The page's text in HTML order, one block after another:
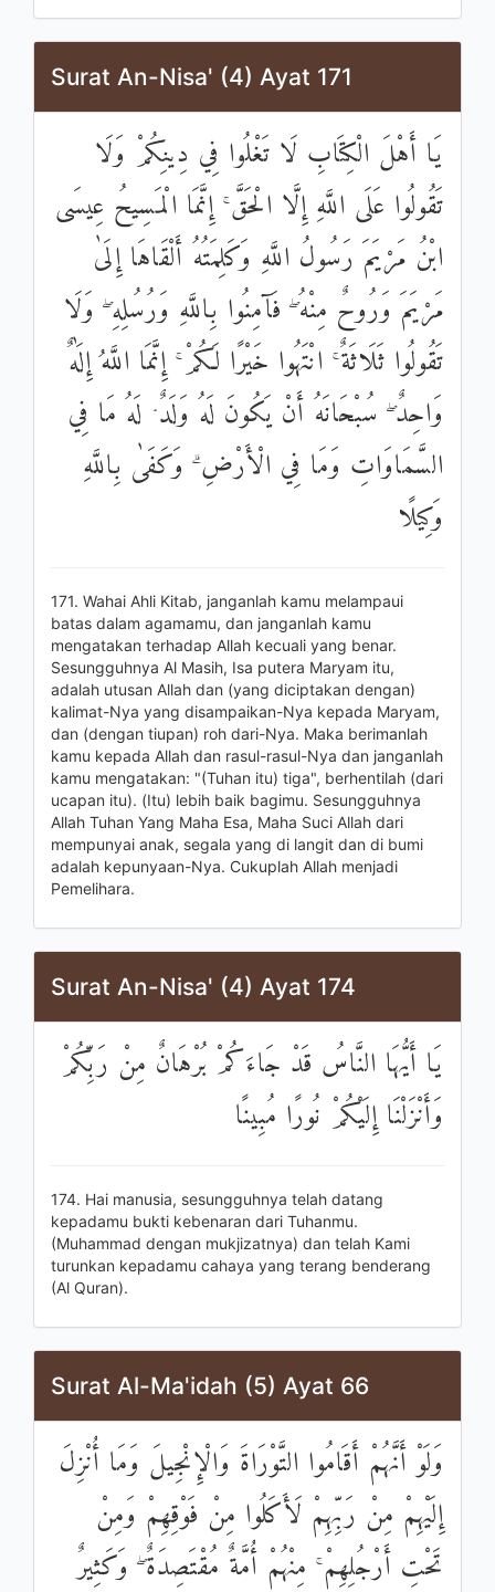
Surat An-Nisa' (4) Ayat 171
يَا أَهْلَ الْكِتَابِ لَا تَغْلُوا فِي دِينِكُمْ وَلَا
تَقُولُوا عَلَى اللَّهِ إِلَّا الْحَقَّ ۚ إِنَّمَا الْمَسِيحُ عِيسَى
ابْنُ مَرْيَمَ رَسُولُ اللَّهِ وَكَلِمَتُهُ أَلْقَاهَا إِلَىٰ
مَرْيَمَ وَرُوحٌ مِنْهُ ۖ فَآمِنُوا بِاللَّهِ وَرُسُلِهِ ۖ وَلَا
تَقُولُوا ثَلَاثَةٌ ۚ انْتَهُوا خَيْرًا لَكُمْ ۚ إِنَّمَا اللَّهُ إِلَٰهٌ
وَاحِدٌ ۖ سُبْحَانَهُ أَنْ يَكُونَ لَهُ وَلَدٌ ۘ لَهُ مَا فِي
السَّمَاوَاتِ وَمَا فِي الْأَرْضِ ۗ وَكَفَىٰ بِاللَّهِ
وَكِيلًا
171. Wahai Ahli Kitab, janganlah kamu melampaui
batas dalam agamamu, dan janganlah kamu
mengatakan terhadap Allah kecuali yang benar.
Sesungguhnya Al Masih, Isa putera Maryam itu,
adalah utusan Allah dan (yang diciptakan dengan)
kalimat-Nya yang disampaikan-Nya kepada Maryam,
dan (dengan tiupan) roh dari-Nya. Maka berimanlah
kamu kepada Allah dan rasul-rasul-Nya dan janganlah
kamu mengatakan: "(Tuhan itu) tiga", berhentilah (dari
ucapan itu). (Itu) lebih baik bagimu. Sesungguhnya
Allah Tuhan Yang Maha Esa, Maha Suci Allah dari
mempunyai anak, segala yang di langit dan di bumi
adalah kepunyaan-Nya. Cukuplah Allah menjadi
Pemelihara.
Surat An-Nisa' (4) Ayat 174
يَا أَيُّهَا النَّاسُ قَدْ جَاءَكُمْ بُرْهَانٌ مِنْ رَبِّكُمْ
وَأَنْزَلْنَا إِلَيْكُمْ نُورًا مُبِينًا
174. Hai manusia, sesungguhnya telah datang
kepadamu bukti kebenaran dari Tuhanmu.
(Muhammad dengan mukjizatnya) dan telah Kami
turunkan kepadamu cahaya yang terang benderang
(Al Quran).
Surat Al-Ma'idah (5) Ayat 66
وَلَوْ أَنَّهُمْ أَقَامُوا التَّوْرَاةَ وَالْإِنْجِيلَ وَمَا أُنْزِلَ
إِلَيْهِمْ مِنْ رَبِّهِمْ لَأَكَلُوا مِنْ فَوْقِهِمْ وَمِنْ
تَحْتِ أَرْجُلِهِمْ ۚ مِنْهُمْ أُمَّةٌ مُقْتَصِدَةٌ ۖ وَكَثِيرٌ